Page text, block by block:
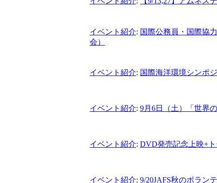
イベント紹介: 国際公務員・国際協
会）
イベント紹介: 国際海洋環境シンポ
イベント紹介: 9月6日（土）「世界
イベント紹介: DVD発売記念上映+
イベント紹介: 9/20JAFS秋のボラン